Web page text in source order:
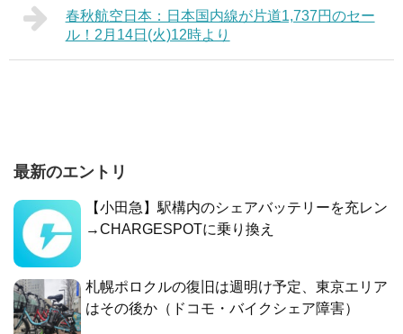
春秋航空日本：日本国内線が片道1,737円のセー
ル！2月14日(火)12時より
最新のエントリ
【小田急】駅構内のシェアバッテリーを充レン
→CHARGESPOTに乗り換え
札幌ポロクルの復旧は週明け予定、東京エリア
はその後か（ドコモ・バイクシェア障害）